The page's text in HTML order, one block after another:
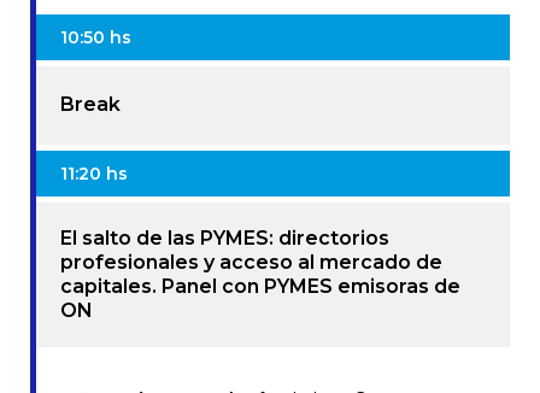
10:50 hs
Break
11:20 hs
El salto de las PYMES: directorios
profesionales y acceso al mercado de
capitales. Panel con PYMES emisoras de
ON